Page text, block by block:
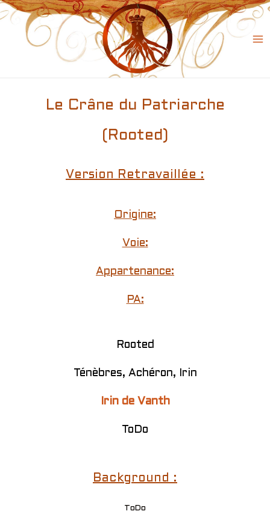
Skip
to
content
Le Crâne du Patriarche
(Rooted)
Version Retravaillée :
Origine:
Voie:
Appartenance:
PA:
Rooted
Ténèbres, Achéron, Irin
Irin de Vanth
ToDo
Background :
ToDo